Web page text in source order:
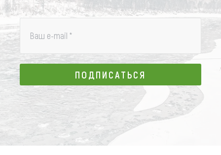
Ваш e-mail *
ПОДПИСАТЬСЯ
ПОДПИСАТЬСЯ